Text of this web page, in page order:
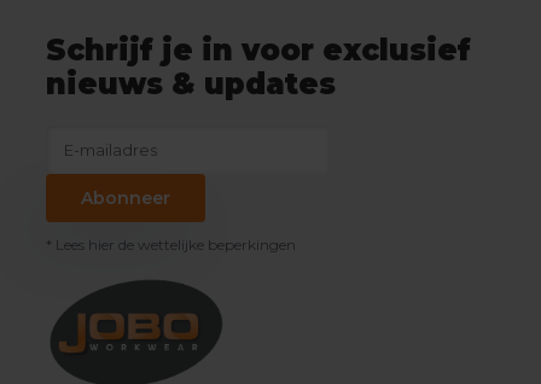
Schrijf je in voor exclusief
nieuws & updates
Abonneer
* Lees hier de wettelijke beperkingen